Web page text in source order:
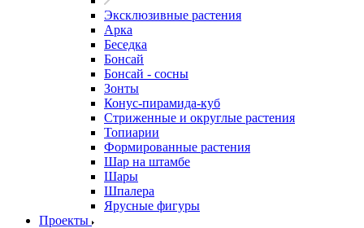
Эксклюзивные растения
Арка
Беседка
Бонсай
Бонсай - сосны
Зонты
Конус-пирамида-куб
Стриженные и округлые растения
Топиарии
Формированные растения
Шар на штамбе
Шары
Шпалера
Ярусные фигуры
Проекты